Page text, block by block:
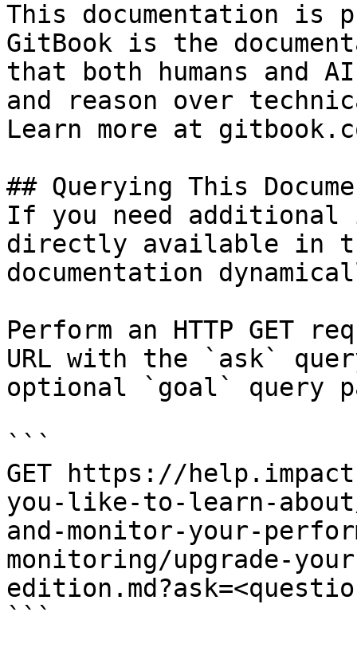
This documentation is
GitBook is the
that both humans and
and reason over
Learn more at
## Querying This
If you need
directly available in
documentation
Perform an HTTP GET
URL with the `ask`
optional `goal` query
```
GET https://
you-like-to-learn-
and-monitor-your-
monitoring/upgrade-
```